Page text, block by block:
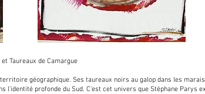
Taureaux de Camargue
géographique. Ses taureaux noirs au galop dans les
l'identité profonde du Sud. C'est cet univers que Stéphane Parys